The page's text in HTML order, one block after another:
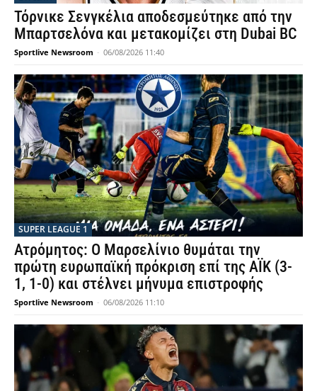
Τόρνικε Σενγκέλια αποδεσμεύτηκε από την
Μπαρτσελόνα και μετακομίζει στη Dubai BC
Sportlive Newsroom - 06/08/2026 11:40
SUPER LEAGUE 1
Ατρόμητος: Ο Μαρσελίνιο θυμάται την
πρώτη ευρωπαϊκή πρόκριση επί της ΑΪΚ (3-
1, 1-0) και στέλνει μήνυμα επιστροφής
Sportlive Newsroom - 06/08/2026 11:10